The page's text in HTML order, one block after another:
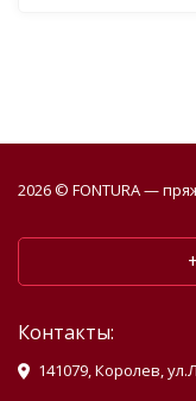
2026 © FONTURA —
Контакты:
141079, Королев,